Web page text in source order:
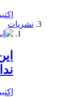
اکتبر 21, 2019
نشریات
اکتبر 22, 2019